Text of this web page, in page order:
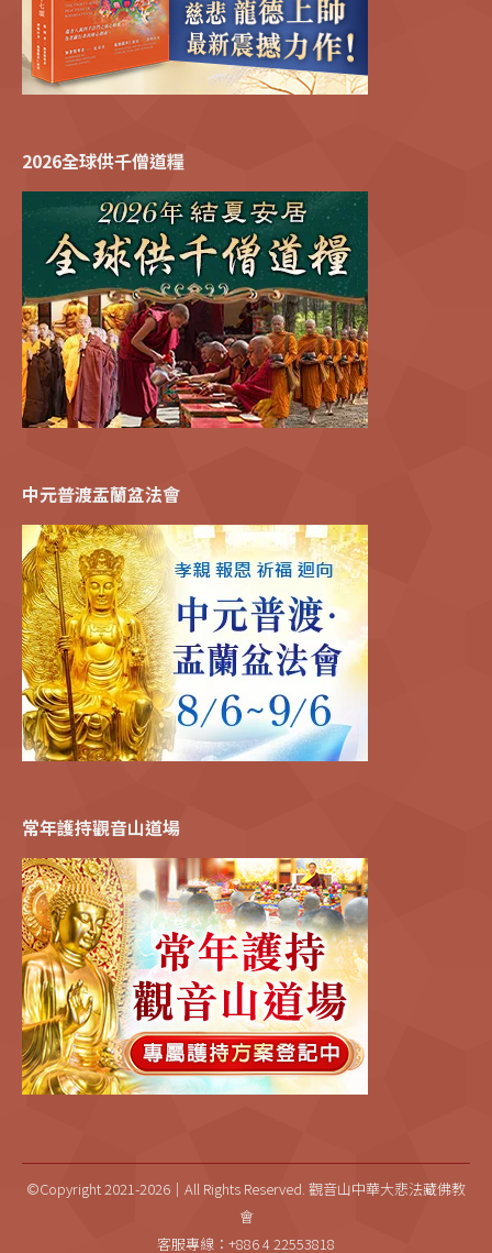
2026全球供千僧道糧
中元普渡盂蘭盆法會
常年護持觀音山道場
©Copyright 2021-2026｜All Rights Reserved. 觀音山中華大悲法藏佛教
會
客服專線：+886 4 22553818